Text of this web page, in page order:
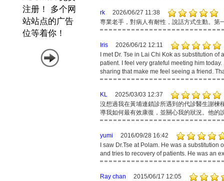
rk
2026/06/27 11:38
専業老手，對病人有耐性，說話方式生動。第
Iris
2026/06/12 12:11
I met Dr. Tse in Lai Chi Kok as substitution
patient. I feel very grateful meeting him
sharing that make me feel seeing a friend.
KL
2025/03/03 12:37
沒想過我在黃埔連鎖診所遇到的代診醫生謝楝
導我如何最有效康復，並關心我的狀況。他的
yumi
2016/09/28 16:42
I saw Dr.Tse at Polam. He was a
and tries to recovery of patients. He was an
Ray chan
2015/06/17 12:05